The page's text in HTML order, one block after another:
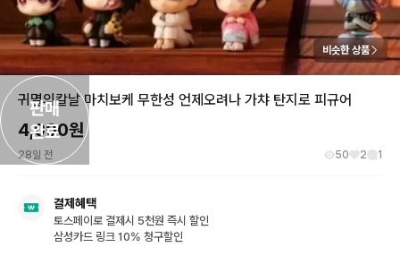
판매
완료
비슷한 상품
귀멸의칼날 마치보케 무한성 언제오려나 가챠 탄지로 피규어
4,000원
28일 전 50 2 1
결제혜택
토스페이로 결제시 5천원 즉시 할인
삼성카드 링크 10% 청구할인